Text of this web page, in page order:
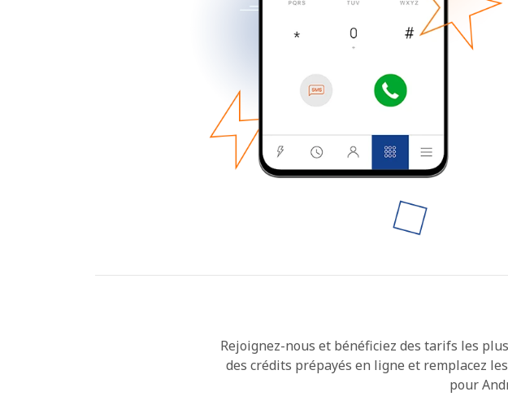
Rejoignez-nous et bénéficiez des tarifs les
des crédits prépayés en ligne et remplacez
pour